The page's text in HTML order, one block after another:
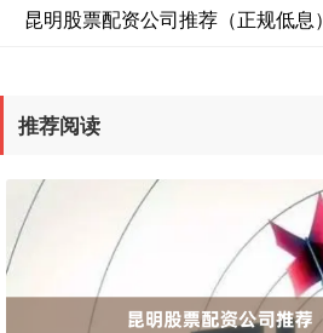
昆明股票配资公司推荐（正规低息）
推荐阅读